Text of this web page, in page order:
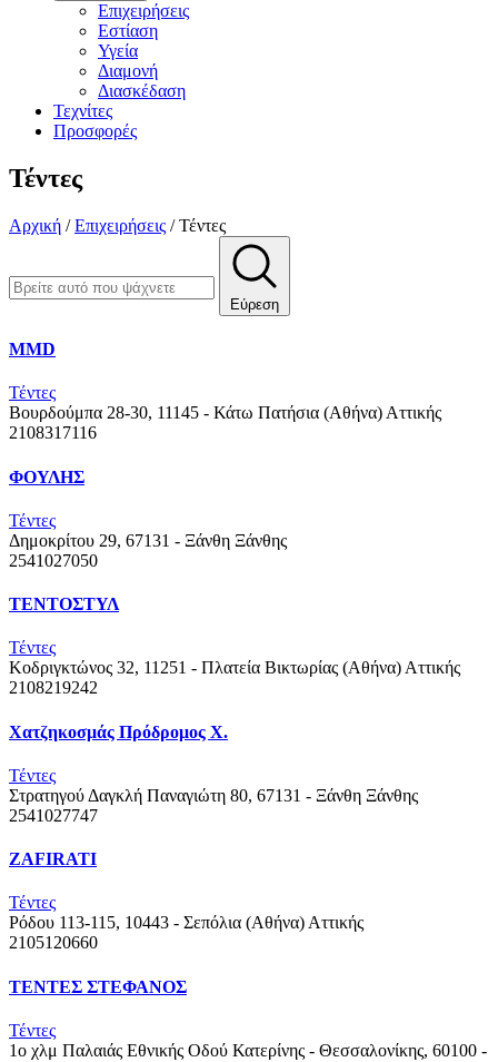
Επιχειρήσεις
Εστίαση
Υγεία
Διαμονή
Διασκέδαση
Τεχνίτες
Προσφορές
Τέντες
Αρχική / Επιχειρήσεις / Τέντες
Εύρεση
MMD
Τέντες
Βουρδούμπα 28-30, 11145 - Κάτω Πατήσια (Αθήνα) Αττικής
2108317116
ΦΟΥΛΗΣ
Τέντες
Δημοκρίτου 29, 67131 - Ξάνθη Ξάνθης
2541027050
ΤΕΝΤΟΣΤΥΛ
Τέντες
Κοδριγκτώνος 32, 11251 - Πλατεία Βικτωρίας (Αθήνα)Αττικής
2108219242
Χατζηκοσμάς Πρόδρομος Χ.
Τέντες
Στρατηγού Δαγκλή Παναγιώτη 80, 67131 - Ξάνθη Ξάνθης
2541027747
ZAFIRATI
Τέντες
Ρόδου 113-115, 10443 - Σεπόλια (Αθήνα)Αττικής
2105120660
ΤΕΝΤΕΣ ΣΤΕΦΑΝΟΣ
Τέντες
1ο χλμ Παλαιάς Εθνικής Οδού Κατερίνης - Θεσσαλονίκης, 60100 -